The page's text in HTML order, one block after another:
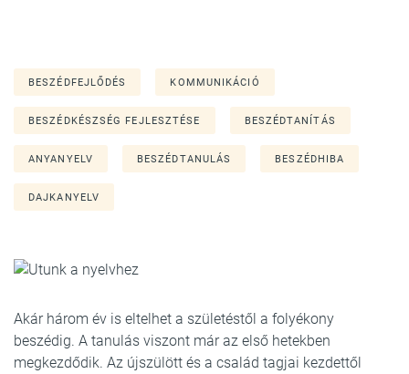
BESZÉDFEJLŐDÉS KOMMUNIKÁCIÓ
BESZÉDKÉSZSÉG FEJLESZTÉSE BESZÉDTANÍTÁS
ANYANYELV BESZÉDTANULÁS BESZÉDHIBA
DAJKANYELV
Akár három év is eltelhet a születéstől a folyékony
beszédig. A tanulás viszont már az első hetekben
megkezdődik. Az újszülött és a család tagjai kezdettől